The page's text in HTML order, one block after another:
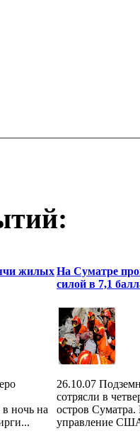
жилых
в ночь на
На Суматре
силой в 7,1
26.10.07
сотрясли в
остров Суматра.
управление